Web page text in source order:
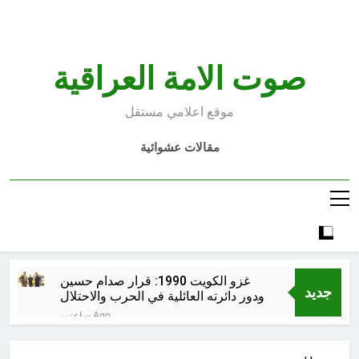
صوت الامة العراقية
موقع اعلامي مستقل
مقالات عشوائية
جديد
غزو الكويت 1990: قرار صدام حسين
ودور دائرته العائلية في الحرب والاحتلال
وعمليات النهب
ساعتين Ago